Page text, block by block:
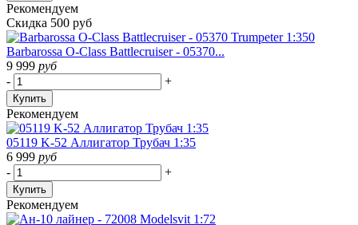
Рекомендуем
Скидка 500 руб
Barbarossa O-Class Battlecruiser - 05370...
9 999 руб
-
+
Купить
Рекомендуем
05119 K-52 Аллигатор Трубач 1:35
6 999 руб
-
+
Купить
Рекомендуем